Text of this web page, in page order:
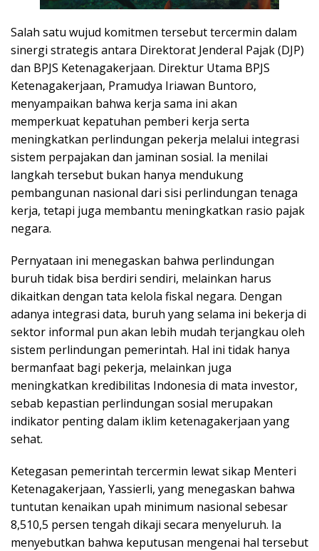
Salah satu wujud komitmen tersebut tercermin dalam
sinergi strategis antara Direktorat Jenderal Pajak (DJP)
dan BPJS Ketenagakerjaan. Direktur Utama BPJS
Ketenagakerjaan, Pramudya Iriawan Buntoro,
menyampaikan bahwa kerja sama ini akan
memperkuat kepatuhan pemberi kerja serta
meningkatkan perlindungan pekerja melalui integrasi
sistem perpajakan dan jaminan sosial. Ia menilai
langkah tersebut bukan hanya mendukung
pembangunan nasional dari sisi perlindungan tenaga
kerja, tetapi juga membantu meningkatkan rasio pajak
negara.
Pernyataan ini menegaskan bahwa perlindungan
buruh tidak bisa berdiri sendiri, melainkan harus
dikaitkan dengan tata kelola fiskal negara. Dengan
adanya integrasi data, buruh yang selama ini bekerja di
sektor informal pun akan lebih mudah terjangkau oleh
sistem perlindungan pemerintah. Hal ini tidak hanya
bermanfaat bagi pekerja, melainkan juga
meningkatkan kredibilitas Indonesia di mata investor,
sebab kepastian perlindungan sosial merupakan
indikator penting dalam iklim ketenagakerjaan yang
sehat.
Ketegasan pemerintah tercermin lewat sikap Menteri
Ketenagakerjaan, Yassierli, yang menegaskan bahwa
tuntutan kenaikan upah minimum nasional sebesar
8,510,5 persen tengah dikaji secara menyeluruh. Ia
menyebutkan bahwa keputusan mengenai hal tersebut